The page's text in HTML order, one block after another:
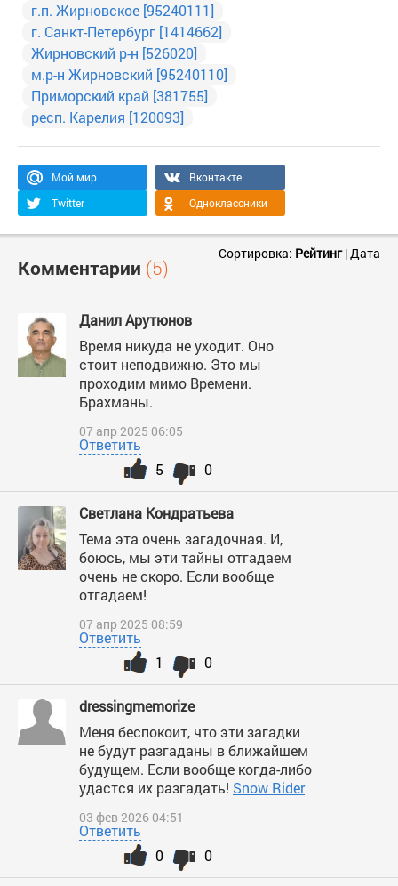
г.п. Жирновское [95240111]
г. Санкт-Петербург [1414662]
Жирновский р-н [526020]
м.р-н Жирновский [95240110]
Приморский край [381755]
респ. Карелия [120093]
Мой мир
Вконтакте
Twitter
Одноклассники
Комментарии (5)
Сортировка: Рейтинг|Дата
Данил Арутюнов
Время никуда не уходит. Оно
стоит неподвижно. Это мы
проходим мимо Времени.
Брахманы.
07 апр 2025 06:05
Ответить
0
5
Светлана Кондратьева
Тема эта очень загадочная. И,
боюсь, мы эти тайны отгадаем
очень не скоро. Если вообще
отгадаем!
07 апр 2025 08:59
Ответить
0
1
dressingmemorize
Меня беспокоит, что эти загадки
не будут разгаданы в ближайшем
будущем. Если вообще когда-либо
удастся их разгадать! Snow Rider
03 фев 2026 04:51
Ответить
0
0